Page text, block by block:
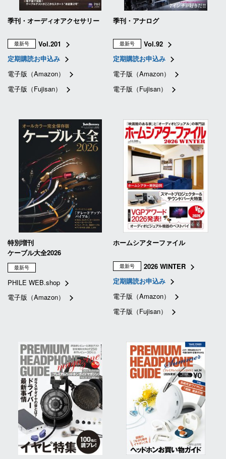
季刊・オーディオアクセサリー
最新号
Vol.201
定期購読お申込み
電子版（Amazon）
電子版（Fujisan）
季刊・アナログ
最新号
Vol.92
定期購読お申込み
電子版（Amazon）
電子版（Fujisan）
特別増刊
ケーブル大全2026
最新号
PHILE WEB.shop
電子版（Amazon）
ホームシアターファイル
最新号
2026 WINTER
定期購読お申込み
電子版（Amazon）
電子版（Fujisan）